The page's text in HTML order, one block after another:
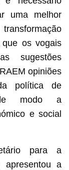
uma melhor
os vogais
sugestões
opiniões
política de
de modo a
e social
para a
a